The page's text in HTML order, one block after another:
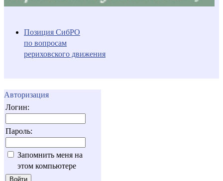
Позиция СибРО
по вопросам
рериховского движения
Авторизация
Логин:
Пароль:
Запомнить меня на
этом компьютере